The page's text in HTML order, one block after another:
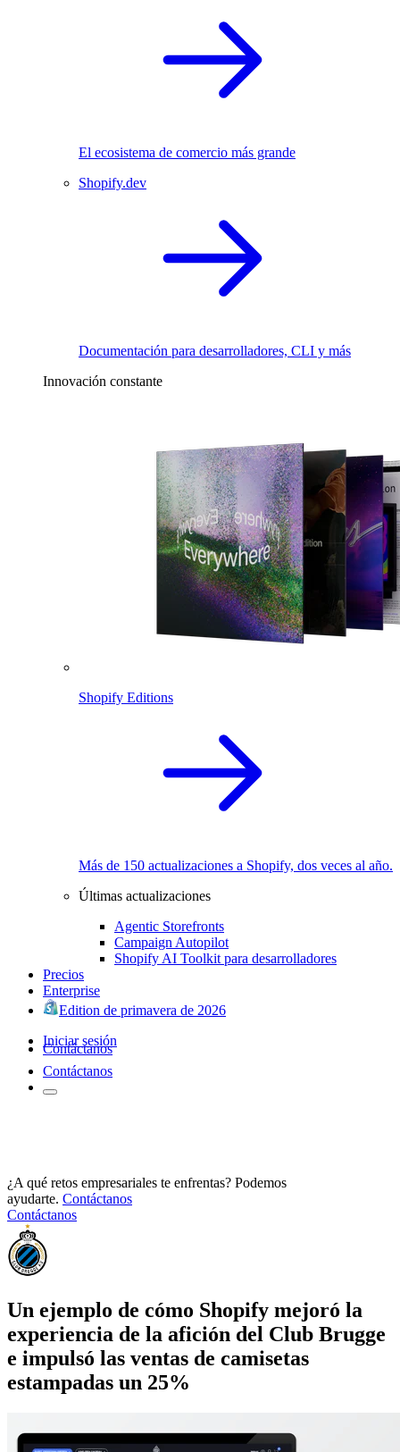
El ecosistema de comercio más grande
Shopify.dev
Documentación para desarrolladores, CLI y más
Innovación constante
Shopify Editions
Más de 150 actualizaciones a Shopify, dos veces al año.
Últimas actualizaciones
Agentic Storefronts
Campaign Autopilot
Shopify AI Toolkit para desarrolladores
Precios
Enterprise
Edition de primavera de 2026
Iniciar sesión
Contáctanos
Contáctanos
¿A qué retos empresariales te enfrentas? Podemos
ayudarte. Contáctanos
Contáctanos
Un ejemplo de cómo Shopify mejoró la
experiencia de la afición del Club Brugge
e impulsó las ventas de camisetas
estampadas un 25%